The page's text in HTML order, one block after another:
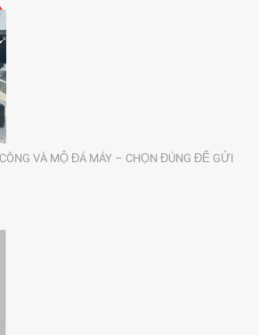
VÀ MỘ ĐÁ MÁY – CHỌN ĐÚNG ĐỂ GỬI